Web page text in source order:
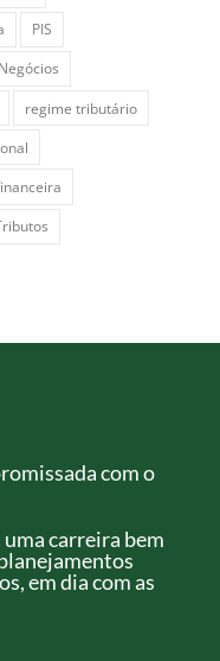
PIS
regime tributário
com o
carreira bem
em dia com as